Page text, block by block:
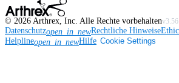
© 2026 Arthrex, Inc. Alle Rechte vorbehalten
Datenschutzopen_in_newRechtliche Hinweise
Helplineopen_in_newHilfe Cookie Settings